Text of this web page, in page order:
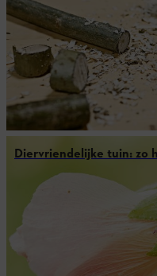
Diervriendelijke tuin: zo
Tips voor